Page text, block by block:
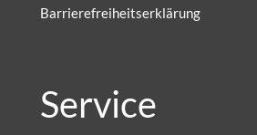
Barrierefreiheitserklärung
Service